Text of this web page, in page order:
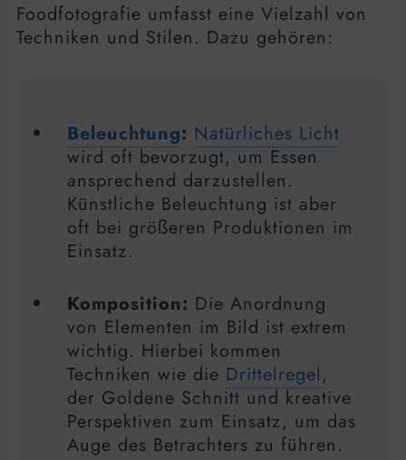
Foodfotografie umfasst eine Vielzahl von
Techniken und Stilen. Dazu gehören:
Beleuchtung: Natürliches Licht
wird oft bevorzugt, um Essen
ansprechend darzustellen.
Künstliche Beleuchtung ist aber
oft bei größeren Produktionen im
Einsatz.
Komposition: Die Anordnung
von Elementen im Bild ist extrem
wichtig. Hierbei kommen
Techniken wie die Drittelregel,
der Goldene Schnitt und kreative
Perspektiven zum Einsatz, um das
Auge des Betrachters zu führen.